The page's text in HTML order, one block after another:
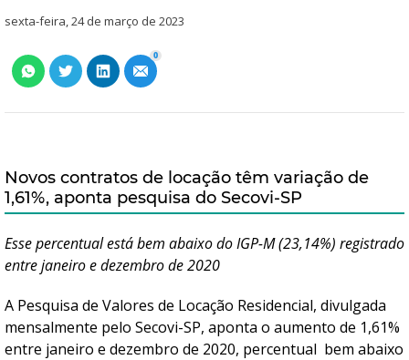
sexta-feira, 24 de março de 2023
0
Novos contratos de locação têm variação de
1,61%, aponta pesquisa do Secovi-SP
Esse percentual está bem abaixo do IGP-M (23,14%) registrado
entre janeiro e dezembro de 2020
A Pesquisa de Valores de Locação Residencial, divulgada
mensalmente pelo Secovi-SP, aponta o aumento de 1,61%
entre janeiro e dezembro de 2020, percentual bem abaixo